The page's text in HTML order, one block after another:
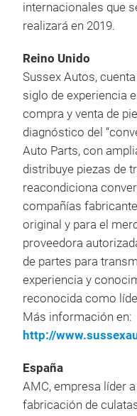
internacionales que
realizará en 2019.
Reino Unido
Sussex Autos,
siglo de experiencia
compra y venta de
diagnóstico del
Auto Parts, con
distribuye piezas de
reacondiciona
compañías
original y para el
proveedora
de partes para
experiencia y
reconocida como
Más información en:
http://
España
AMC, empresa líder
fabricación de